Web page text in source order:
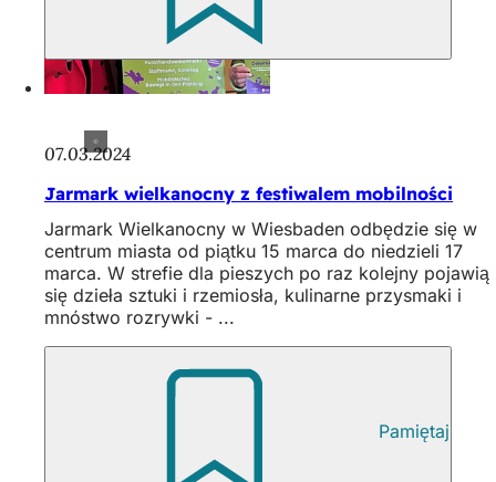
07.03.2024
Jarmark wielkanocny z festiwalem mobilności
Jarmark Wielkanocny w Wiesbaden odbędzie się w
centrum miasta od piątku 15 marca do niedzieli 17
marca. W strefie dla pieszych po raz kolejny pojawią
się dzieła sztuki i rzemiosła, kulinarne przysmaki i
mnóstwo rozrywki - ...
Pamiętaj